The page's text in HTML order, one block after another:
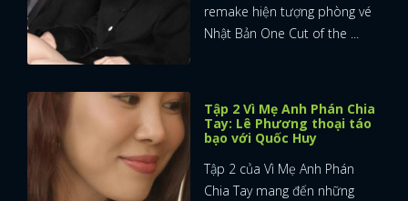
remake hiện tượng phòng vé
Nhật Bản One Cut of the ...
Tập 2 Vì Mẹ Anh Phán Chia
Tay: Lê Phương thoại táo
bạo với Quốc Huy
Tập 2 của Vì Mẹ Anh Phán
Chia Tay mang đến những